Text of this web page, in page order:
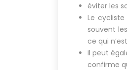
éviter les
Le
souvent
ce qui
Il peut
confirme